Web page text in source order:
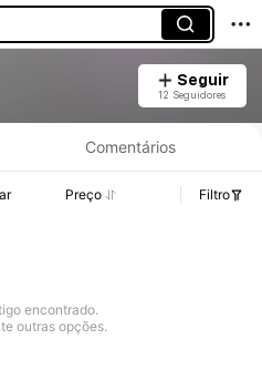
Seguir
12 Seguidores
Comentários
Preço Filtro
encontrado.
outras opções.